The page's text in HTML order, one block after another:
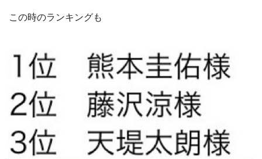
この時のランキングも